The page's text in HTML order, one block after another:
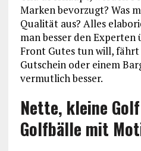
Marken bevorzugt? Was
Qualität aus? Alles
man besser den Experten
Front Gutes tun will,
Gutschein oder einem
vermutlich besser.
Nette, kleine
Golfbälle mit